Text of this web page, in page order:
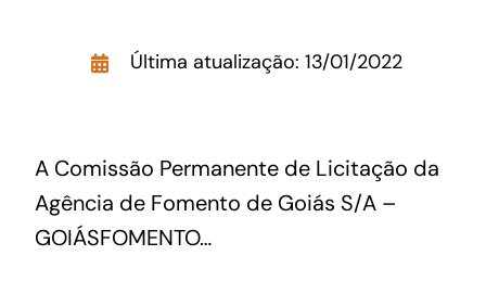
Última atualização: 13/01/2022
A Comissão Permanente de Licitação da
Agência de Fomento de Goiás S/A –
GOIÁSFOMENTO…